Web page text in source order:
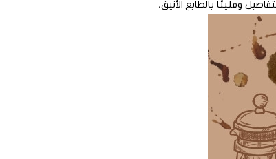
ومليئًا بالطابع الأنيق.